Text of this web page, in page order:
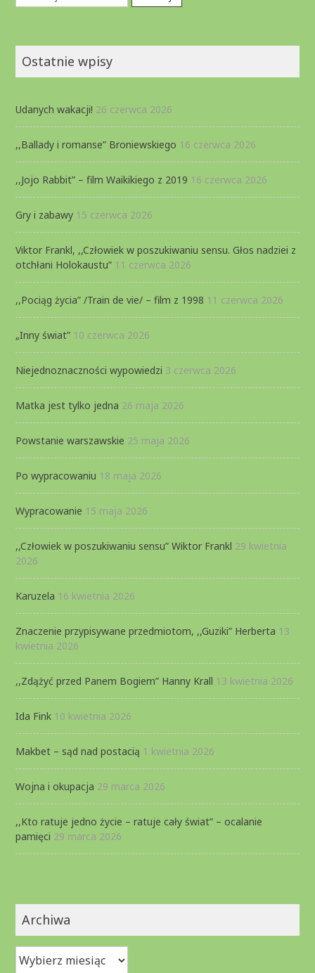
Ostatnie wpisy
Udanych wakacji! 26 czerwca 2026
,,Ballady i romanse” Broniewskiego 16 czerwca 2026
,,Jojo Rabbit” – film Waikikiego z 2019 16 czerwca 2026
Gry i zabawy 15 czerwca 2026
Viktor Frankl, ,,Człowiek w poszukiwaniu sensu. Głos nadziei z
otchłani Holokaustu” 11 czerwca 2026
,,Pociąg życia” /Train de vie/ – film z 1998 11 czerwca 2026
„Inny świat” 10 czerwca 2026
Niejednoznaczności wypowiedzi 3 czerwca 2026
Matka jest tylko jedna 26 maja 2026
Powstanie warszawskie 25 maja 2026
Po wypracowaniu 18 maja 2026
Wypracowanie 15 maja 2026
,,Człowiek w poszukiwaniu sensu” Wiktor Frankl 29 kwietnia
2026
Karuzela 16 kwietnia 2026
Znaczenie przypisywane przedmiotom, ,,Guziki” Herberta 13
kwietnia 2026
,,Zdążyć przed Panem Bogiem” Hanny Krall 13 kwietnia 2026
Ida Fink 10 kwietnia 2026
Makbet – sąd nad postacią 1 kwietnia 2026
Wojna i okupacja 29 marca 2026
,,Kto ratuje jedno życie – ratuje cały świat” – ocalanie
pamięci 29 marca 2026
Archiwa